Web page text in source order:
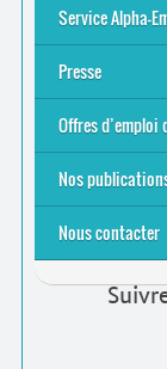
S’initier
Se former
Se rencontrer
Être
Service Alpha-
Équipe et
Folder
Presse
2021
2024
2025
Offres d’emploi
Emplois
Bénévolat
Candidature
Nos
Nous contacter